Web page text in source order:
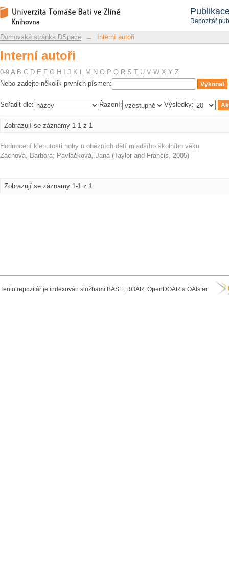
Repozitář
Interní autoři
Repozitář DSpace/Manakin
Domovská stránka DSpace → Interní autoři
Interní autoři
0-9 A B C D E F G H J K L M N O P Q R S T U V W X Y Z
Nebo zadejte několik prvních písmen:
Seřadit dle: Řazení: Výsledky:
Zobrazují se záznamy 1-1 z 1
Hodnocení klenutosti nohy u obézních dětí mladšího školního věku
Zachová, Barbora; Pavlačková, Jana (Taylor and Francis, 2005)
Zobrazují se záznamy 1-1 z 1
Tento repozitář je indexován službami BASE, ROAR, OpenDOAR a OAIster.